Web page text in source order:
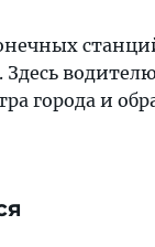
города и